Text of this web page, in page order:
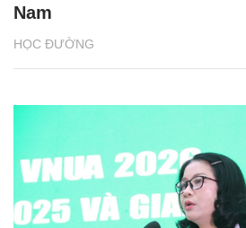
HỌC ĐƯỜNG
Nam